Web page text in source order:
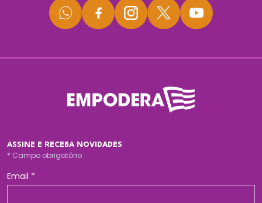
ASSINE E RECEBA NOVIDADES
* Campo obrigatório
Email *